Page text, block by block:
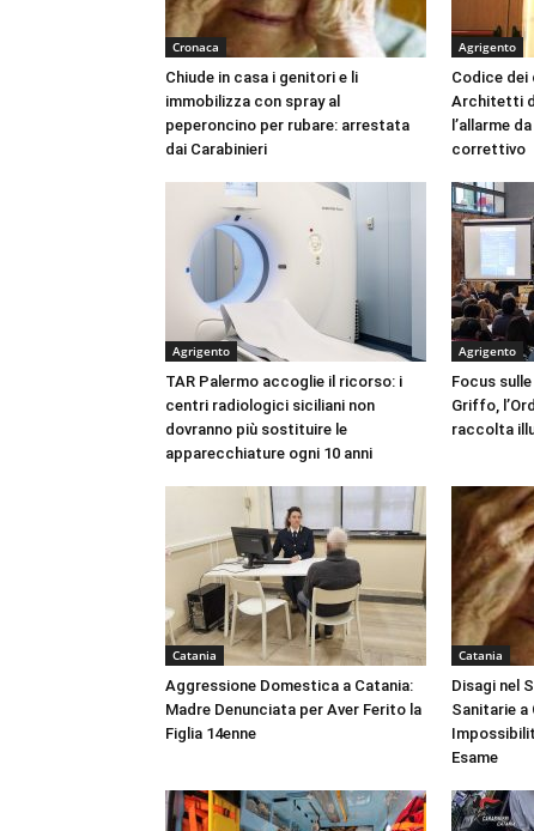
Cronaca
Chiude in casa i genitori e li
immobilizza con spray al
peperoncino per rubare: arrestata
dai Carabinieri
Agrigento
Codice dei
Architetti
l’allarme
correttivo
Agrigento
TAR Palermo accoglie il ricorso: i
centri radiologici siciliani non
dovranno più sostituire le
apparecchiature ogni 10 anni
Agrigento
Focus
Griffo,
raccolta
Catania
Aggressione Domestica a Catania:
Madre Denunciata per Aver Ferito la
Figlia 14enne
Catania
Disagi nel
Sanitarie a
Esame